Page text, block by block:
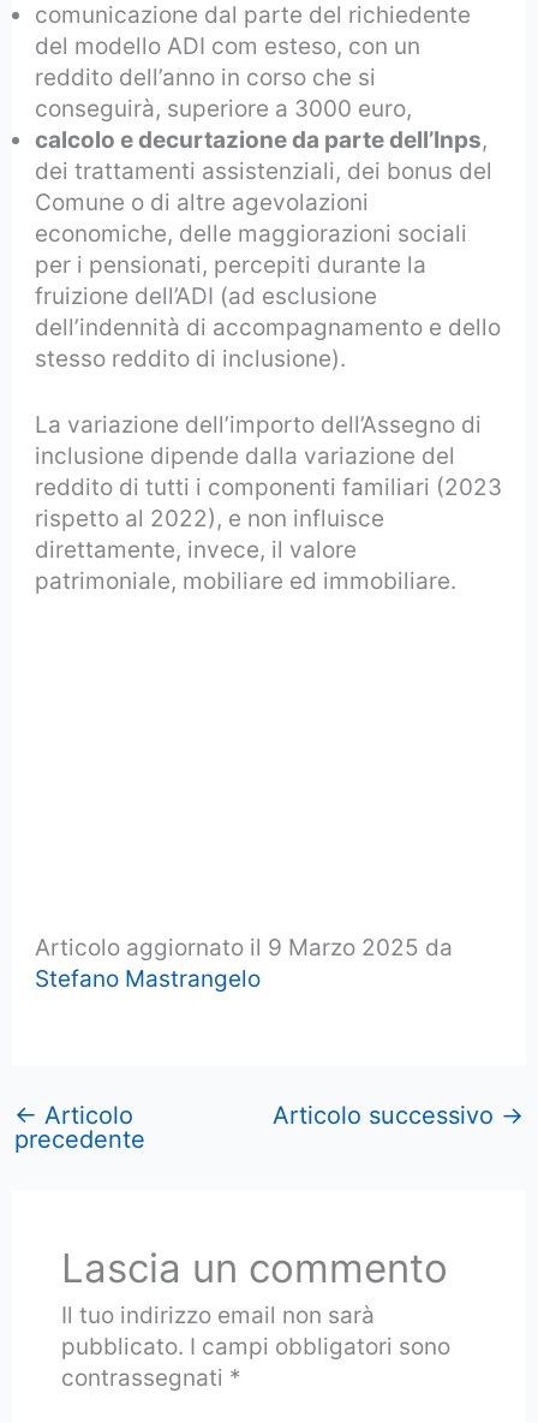
comunicazione dal parte del richiedente
del modello ADI com esteso, con un
reddito dell’anno in corso che si
conseguirà, superiore a 3000 euro,
calcolo e decurtazione da parte dell’Inps,
dei trattamenti assistenziali, dei bonus del
Comune o di altre agevolazioni
economiche, delle maggiorazioni sociali
per i pensionati, percepiti durante la
fruizione dell’ADI (ad esclusione
dell’indennità di accompagnamento e dello
stesso reddito di inclusione).
La variazione dell’importo dell’Assegno di
inclusione dipende dalla variazione del
reddito di tutti i componenti familiari (2023
rispetto al 2022), e non influisce
direttamente, invece, il valore
patrimoniale, mobiliare ed immobiliare.
Articolo aggiornato il 9 Marzo 2025 da
Stefano Mastrangelo
← Articolo
precedente
Articolo successivo →
Lascia un commento
Il tuo indirizzo email non sarà
pubblicato. I campi obbligatori sono
contrassegnati *